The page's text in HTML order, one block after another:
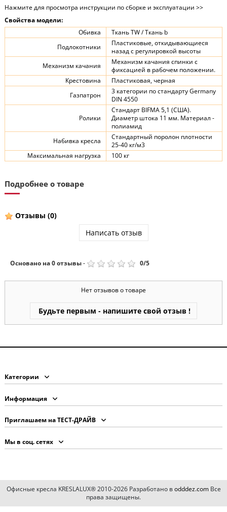
Нажмите для просмотра инструкции по сборке и эксплуатации >>
Свойства модели:
Обивка
Ткань TW / Ткань b
Подлокотники
Пластиковые, откидывающиеся
назад с регулировкой высоты
Механизм качания
Механизм качания спинки с
фиксацией в рабочем положении.
Крестовина
Пластиковая, черная
Газпатрон
3 категории по стандарту Germany
DIN 4550
Ролики
Стандарт BIFMA 5,1 (США).
Диаметр штока 11 мм. Материал -
полиамид
Набивка кресла
Стандартный поролон плотности
25-40 кг/м3
Максимальная нагрузка
100 кг
Подробнее о товаре
Отзывы (0)
Написать отзыв
Основано на0отзывы- 0/5
Нет отзывов о товаре
Будьте первым - напишите свой отзыв !
Категории
Информация
Приглашаем на ТЕСТ-ДРАЙВ
Мы в соц. сетях
Офисные кресла KRESLALUX® 2010-2026 Разработано вodddez.comВсе
права защищены.